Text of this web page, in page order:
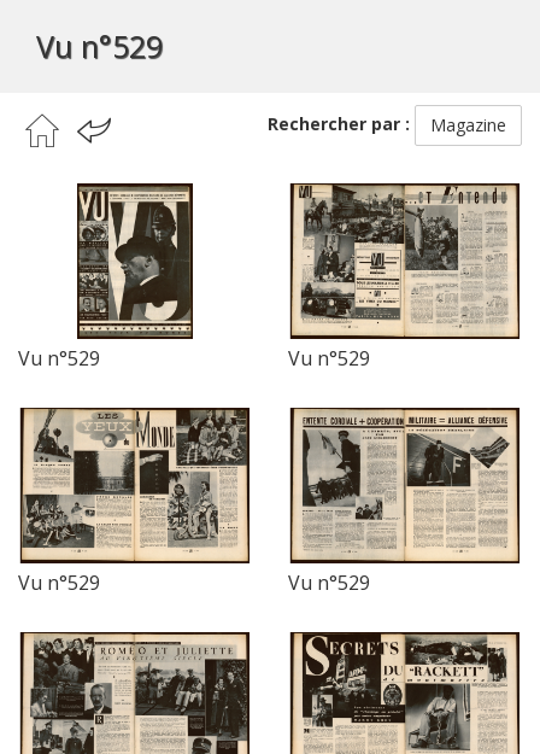
Vu n°529
Rechercher par : Magazine
Vu n°529 Vu n°529
Vu n°529 Vu n°529